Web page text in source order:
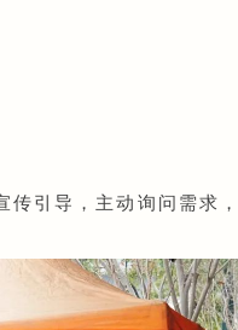
引导，主动询问需求，